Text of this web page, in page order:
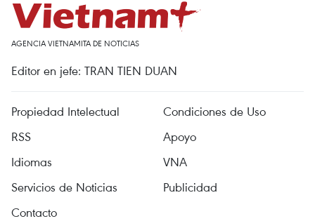
AGENCIA VIETNAMITA DE NOTICIAS
Editor en jefe: TRAN TIEN DUAN
Propiedad Intelectual
Condiciones de Uso
RSS
Apoyo
Idiomas
VNA
Servicios de Noticias
Publicidad
Contacto